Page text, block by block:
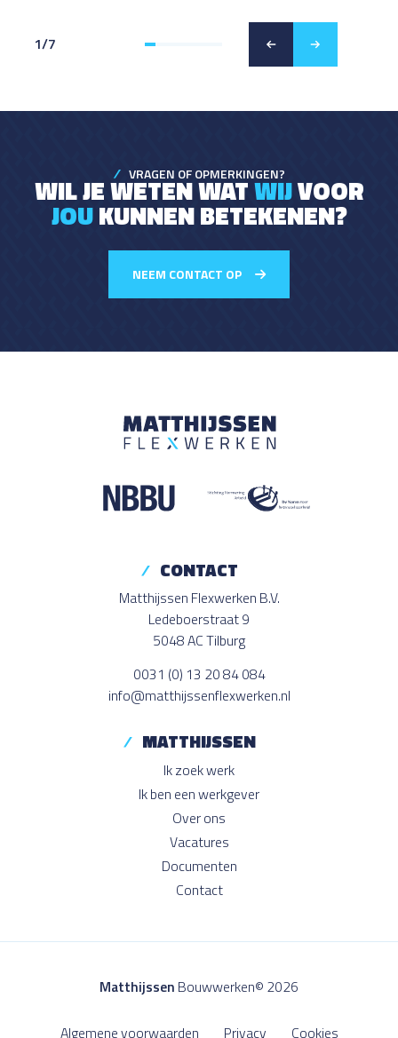
1/7
VRAGEN OF OPMERKINGEN?
WIL JE WETEN WATWIJVOOR
JOUKUNNEN BETEKENEN?
NEEM CONTACT OP
CONTACT
Matthijssen Flexwerken B.V.
Ledeboerstraat 9
5048 AC Tilburg
0031 (0) 13 20 84 084
info@matthijssenflexwerken.nl
MATTHIJSSEN
Ik zoek werk
Ik ben een werkgever
Over ons
Vacatures
Documenten
Contact
Matthijssen Bouwwerken© 2026
Algemene voorwaarden Privacy Cookies